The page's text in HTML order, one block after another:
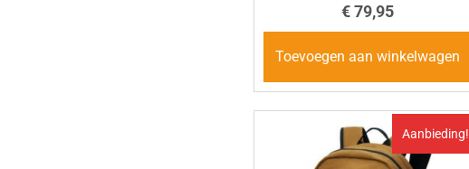
€79,95
Toevoegen aan winkelwagen
Aanbieding!